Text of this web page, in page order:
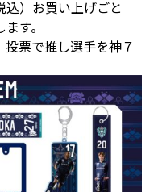
）お買い上げごと
す。
票で推し選手を神７